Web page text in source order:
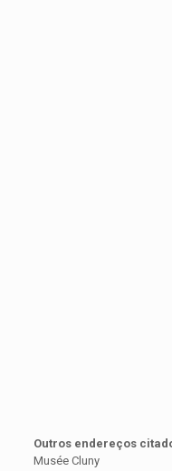
Outros endereços
Musée Cluny